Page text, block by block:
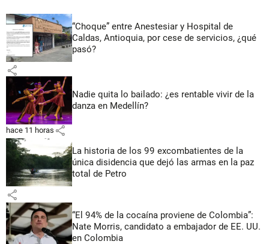
“Choque” entre Anestesiar y Hospital de
Caldas, Antioquia, por cese de servicios, ¿qué
pasó?
share
Nadie quita lo bailado: ¿es rentable vivir de la
danza en Medellín?
hace 11 horas share
La historia de los 99 excombatientes de la
única disidencia que dejó las armas en la paz
total de Petro
share
“El 94% de la cocaína proviene de Colombia”:
Nate Morris, candidato a embajador de EE. UU.
en Colombia